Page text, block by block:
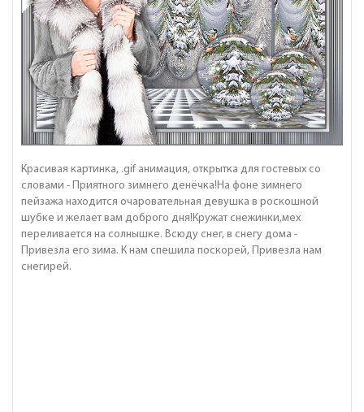
Красивая картинка, .gif анимация, открытка для гостевых со
словами - Приятного зимнего денёчка!На фоне зимнего
пейзажа находится очаровательная девушка в роскошной
шубке и желает вам доброго дня!Кружат снежинки,мех
переливается на солнышке. Всюду снег, в снегу дома -
Привезла его зима. К нам спешила поскорей, Привезла нам
снегирей.